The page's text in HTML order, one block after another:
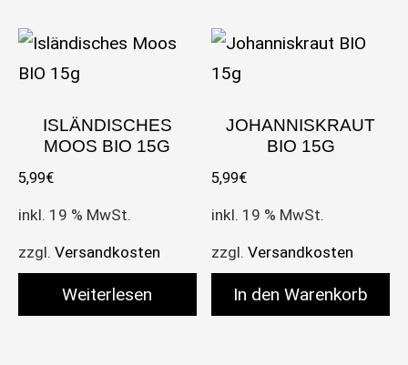
ISLÄNDISCHES
MOOS BIO 15G
5,99€
inkl. 19 % MwSt.
zzgl. Versandkosten
Weiterlesen
JOHANNISKRAUT
BIO 15G
5,99€
inkl. 19 % MwSt.
zzgl.Versandkosten
In den Warenkorb